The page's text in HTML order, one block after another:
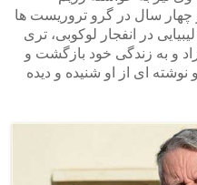
سال در گرو تروریست ها
دو لیبیایی در انفجار لوکوبی، تری
آزاد و به زندگی خود بازگشت و
نوشته ای از او شنیده و دیده